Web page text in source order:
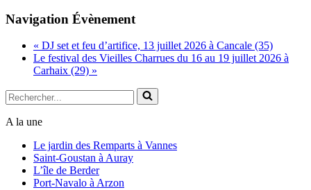
Navigation Évènement
« DJ set et feu d’artifice, 13 juillet 2026 à Cancale (35)
Le festival des Vieilles Charrues du 16 au 19 juillet 2026 à
Carhaix (29) »
Rechercher...
A la une
Le jardin des Remparts à Vannes
Saint-Goustan à Auray
L’île de Berder
Port-Navalo à Arzon